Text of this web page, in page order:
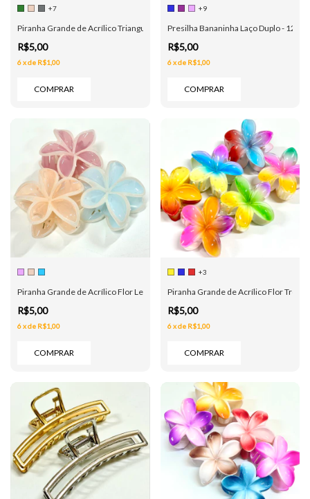
+7
Piranha Grande de Acrílico Triangulo - 10 Cores
R$5,00
6xde R$1,00
COMPRAR
+9
Presilha Bananinha Laço Duplo - 12
R$5,00
6 xde R$1,00
COMPRAR
Piranha Grande de Acrílico Flor Leitosa Borda - 3 Cores
R$5,00
6xde R$1,00
COMPRAR
+3
Piranha Grande de Acrílico Flor
R$5,00
6 xde R$1,00
COMPRAR